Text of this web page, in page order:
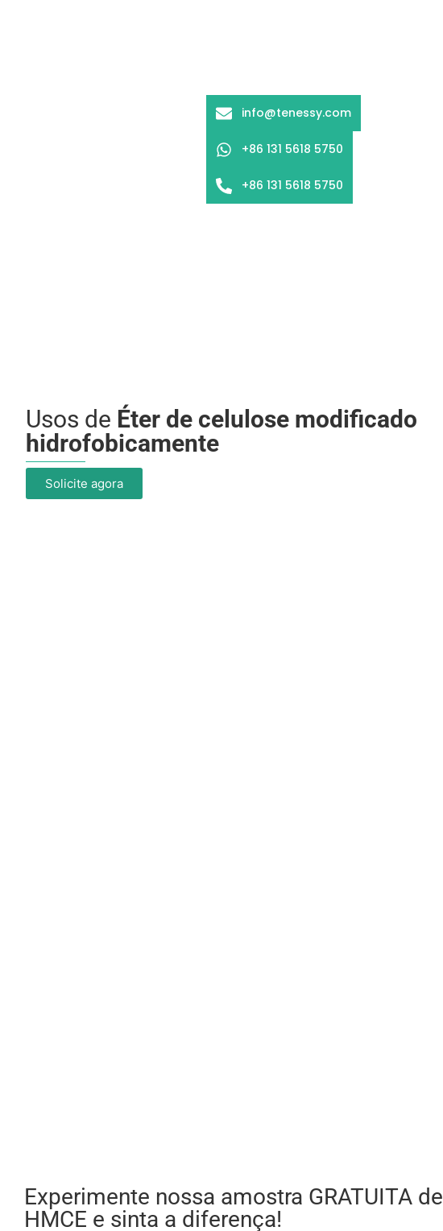
Usos de Éter de celulose modificado
hidrofobicamente
Solicite agora
Experimente nossa amostra GRATUITA de
HMCE e sinta a diferença!
info@tenessy.com
+86 131 5618 5750
+86 131 5618 5750